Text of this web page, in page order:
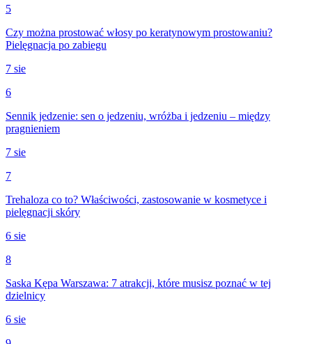
5
Czy można prostować włosy po keratynowym prostowaniu?
Pielęgnacja po zabiegu
7 sie
6
Sennik jedzenie: sen o jedzeniu, wróżba i jedzeniu – między
pragnieniem
7 sie
7
Trehaloza co to? Właściwości, zastosowanie w kosmetyce i
pielęgnacji skóry
6 sie
8
Saska Kępa Warszawa: 7 atrakcji, które musisz poznać w tej
dzielnicy
6 sie